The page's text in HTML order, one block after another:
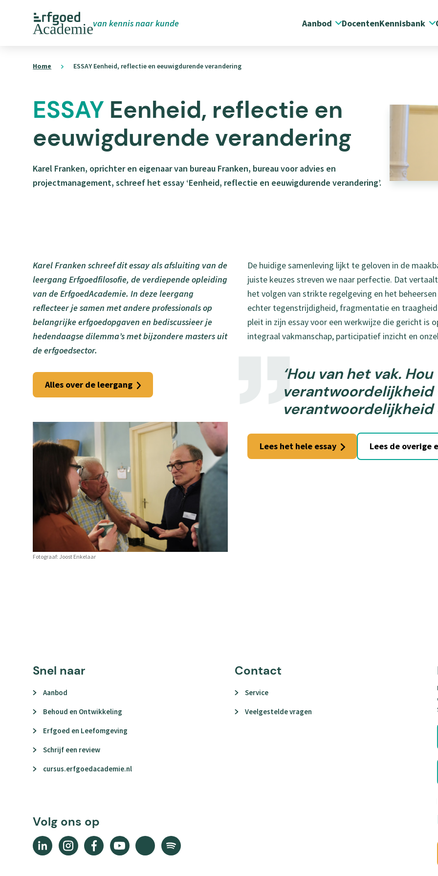
Overslaan
van kennis naar kunde Aanbod Submenu
DocentenKennisbank
Home ESSAY Eenheid, reflectie en eeuwigdurende verandering
ESSAY Eenheid, reflectie en
eeuwigdurende verandering
Karel Franken, oprichter en eigenaar van bureau Franken, bureau voor advies en
projectmanagement, schreef het essay ‘Eenheid, reflectie en eeuwigdurende verandering’.
Karel Franken schreef dit essay als afsluiting van de
leergang Erfgoedfilosofie, de verdiepende opleiding
van de ErfgoedAcademie. In deze leergang
reflecteer je samen met andere professionals op
belangrijke erfgoedopgaven en bediscussieer je
hedendaagse dilemma’s met bijzondere masters uit
de erfgoedsector.
Alles over de leergang
Fotograaf: Joost Enkelaar
De huidige samenleving lijkt te geloven in de
juiste keuzes streven we naar perfectie. Dat
het volgen van strikte regelgeving en het
echter tegenstrijdigheid, fragmentatie en
pleit in zijn essay voor een werkwijze die gericht
integraal vakmanschap, participatief inzicht en
‘Hou van het vak.
verantwoordelijkheid
Lees het hele essay Lees de overige
Snel naar
Aanbod
Behoud en Ontwikkeling
Erfgoed en Leefomgeving
Schrijf een review
cursus.erfgoedacademie.nl
Contact
Service
Veelgestelde vragen
Volg ons op
LinkedinInstagramFacebookYouTube
X
Spotify